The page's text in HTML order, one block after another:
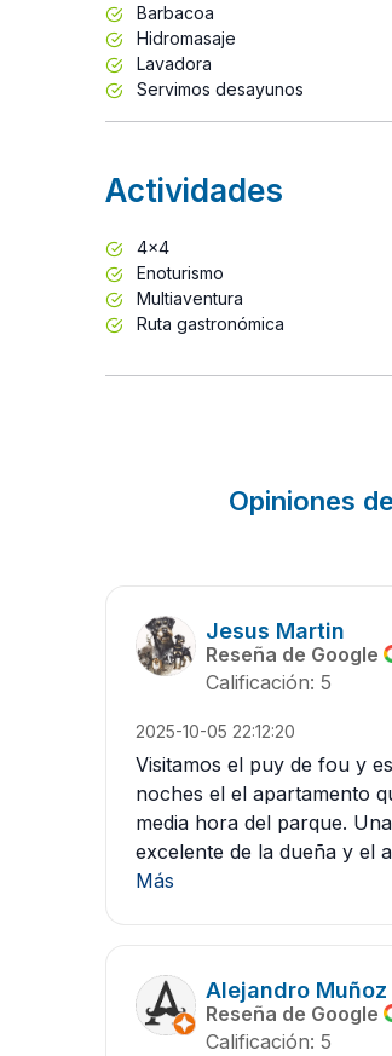
Barbacoa
Hidromasaje
Lavadora
Servimos desayunos
Actividades
4x4
Enoturismo
Multiaventura
Ruta gastronómica
Opiniones
Jesus Martin
Reseña de Google
Calificación: 5
2025-10-05 22:12:20
Visitamos el puy de fou y
noches el el apartamento
media hora del parque.
excelente de la dueña y el
Más
Alejandro Muñoz
Reseña de Google
Calificación: 5